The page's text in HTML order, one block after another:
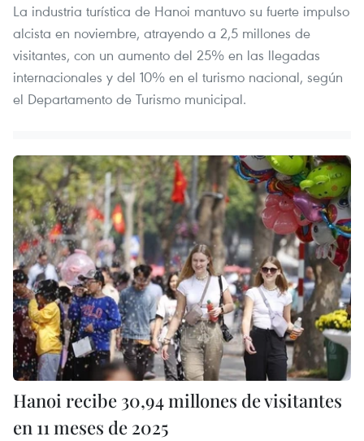
La industria turística de Hanoi mantuvo su fuerte impulso
alcista en noviembre, atrayendo a 2,5 millones de
visitantes, con un aumento del 25% en las llegadas
internacionales y del 10% en el turismo nacional, según
el Departamento de Turismo municipal.
Hanoi recibe 30,94 millones de visitantes
en 11 meses de 2025